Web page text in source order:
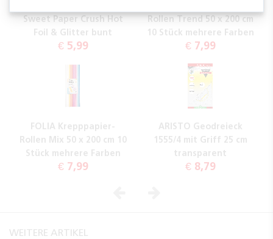
Sweet Paper Crush Hot
Foil & Glitter bunt
€ 5,99
Rollen Trend 50 x 200 cm
10 Stück mehrere Farben
€ 7,99
FOLIA Krepppapier-
Rollen Mix 50 x 200 cm 10
Stück mehrere Farben
€ 7,99
ARISTO Geodreieck
1555/4 mit Griff 25 cm
transparent
€ 8,79
WEITERE ARTIKEL